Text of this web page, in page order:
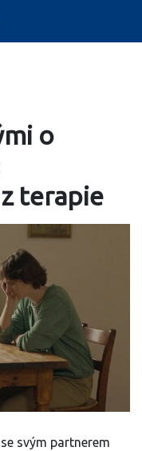
o
terapie
svým partnerem